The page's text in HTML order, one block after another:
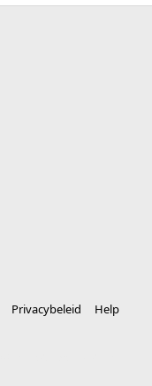
Privacybeleid
Help